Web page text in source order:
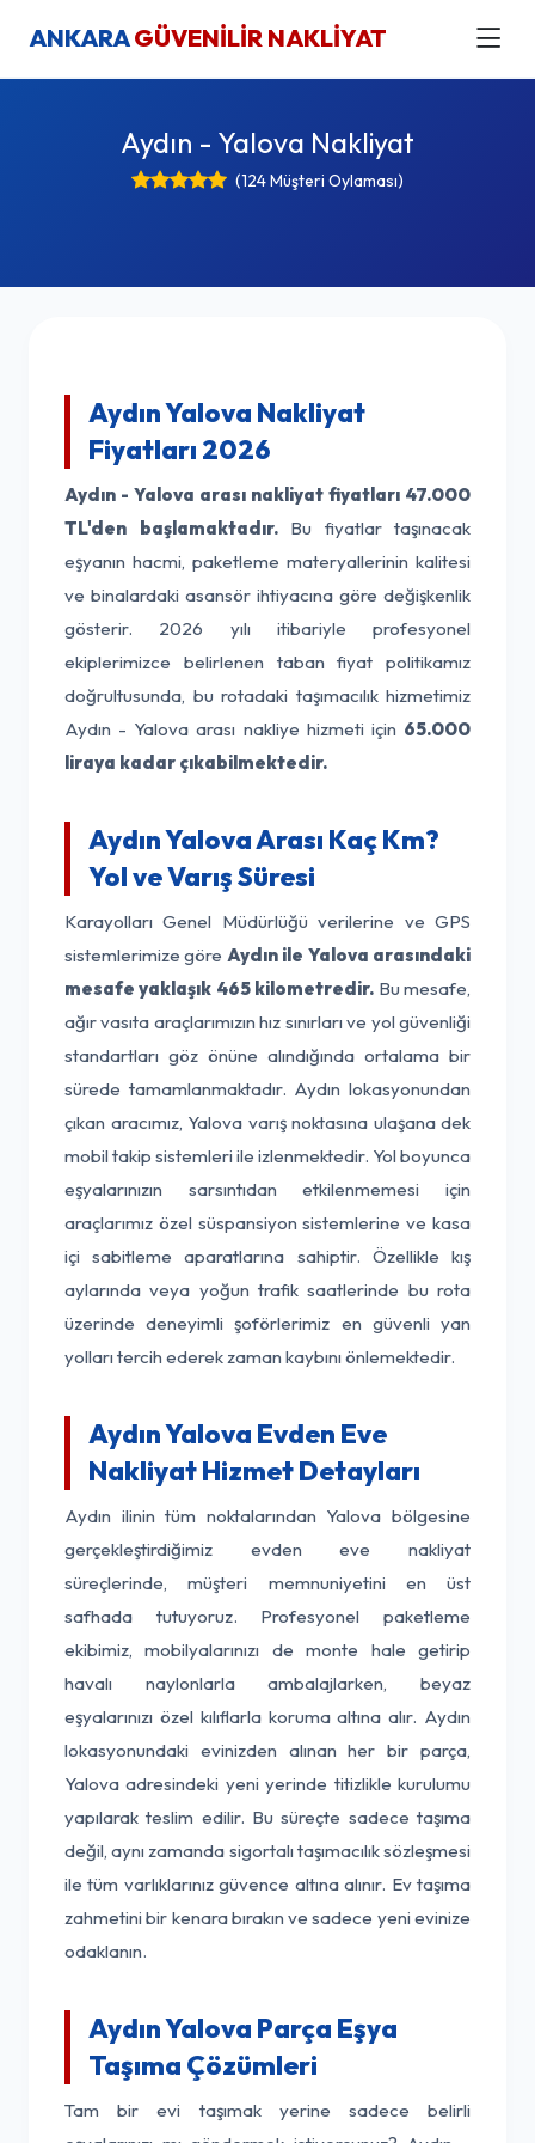
ANKARAGÜVENİLİR NAKLİYAT
Aydın - Yalova Nakliyat
(124 Müşteri Oylaması)
Aydın Yalova Nakliyat
Fiyatları 2026
Aydın - Yalova arası nakliyat fiyatları 47.000
TL'den başlamaktadır.Bu fiyatlar taşınacak
eşyanın hacmi, paketleme materyallerinin kalitesi
ve binalardaki asansör ihtiyacına göre değişkenlik
gösterir. 2026 yılı itibariyle profesyonel
ekiplerimizce belirlenen taban fiyat politikamız
doğrultusunda, bu rotadaki taşımacılık hizmetimiz
Aydın - Yalova arası nakliye hizmeti için 65.000
liraya kadar çıkabilmektedir.
Aydın Yalova Arası Kaç Km?
Yol ve Varış Süresi
Karayolları Genel Müdürlüğü verilerine ve GPS
sistemlerimize göre Aydın ile Yalova arasındaki
mesafe yaklaşık 465 kilometredir. Bu mesafe,
ağır vasıta araçlarımızın hız sınırları ve yol güvenliği
standartları göz önüne alındığında ortalama bir
sürede tamamlanmaktadır. Aydın lokasyonundan
çıkan aracımız, Yalova varış noktasına ulaşana dek
mobil takip sistemleri ile izlenmektedir. Yol boyunca
eşyalarınızın sarsıntıdan etkilenmemesi için
araçlarımız özel süspansiyon sistemlerine ve kasa
içi sabitleme aparatlarına sahiptir. Özellikle kış
aylarında veya yoğun trafik saatlerinde bu rota
üzerinde deneyimli şoförlerimiz en güvenli yan
yolları tercih ederek zaman kaybını önlemektedir.
Aydın Yalova Evden Eve
Nakliyat Hizmet Detayları
Aydın ilinin tüm noktalarından Yalova bölgesine
gerçekleştirdiğimiz evden eve nakliyat
süreçlerinde, müşteri memnuniyetini en üst
safhada tutuyoruz. Profesyonel paketleme
ekibimiz, mobilyalarınızı de monte hale getirip
havalı naylonlarla ambalajlarken, beyaz
eşyalarınızı özel kılıflarla koruma altına alır. Aydın
lokasyonundaki evinizden alınan her bir parça,
Yalova adresindeki yeni yerinde titizlikle kurulumu
yapılarak teslim edilir. Bu süreçte sadece taşıma
değil, aynı zamanda sigortalı taşımacılık sözleşmesi
ile tüm varlıklarınız güvence altına alınır. Ev taşıma
zahmetini bir kenara bırakın ve sadece yeni evinize
odaklanın.
Aydın Yalova Parça Eşya
Taşıma Çözümleri
Tam bir evi taşımak yerine sadece belirli